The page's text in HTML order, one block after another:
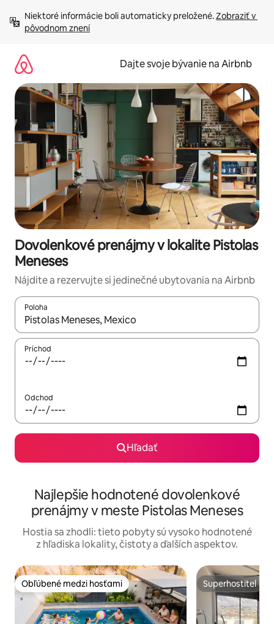
obsah.
Niektoré informácie boli automaticky preložené. Zobraziť v
pôvodnom znení
Dajte svoje bývanie na Airbnb
Dovolenkové prenájmy v lokalite Pistolas
Meneses
Nájdite a rezervujte si jedinečné ubytovania na Airbnb
Poloha
Keď budú výsledky k dispozícii, môžete si ich prechádzať
Príchod
Odchod
Hľadať
Najlepšie hodnotené dovolenkové
prenájmy v meste Pistolas Meneses
Hostia sa zhodli: tieto pobyty sú vysoko hodnotené
z hľadiska lokality, čistoty a ďalších aspektov.
Obľúbené medzi hosťami
Obľúbené medzi hosťami Superhostiteľ
Superhostiteľ